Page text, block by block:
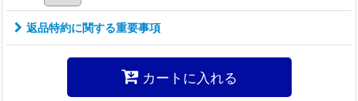
返品特約に関する重要事項
カートに入れる